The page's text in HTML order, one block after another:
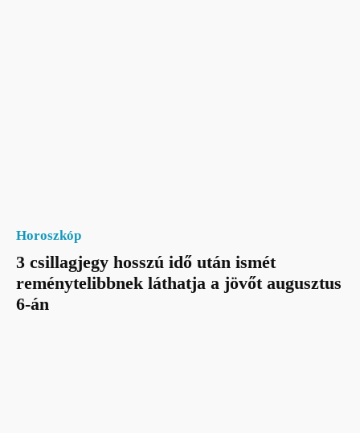
Horoszkóp
3 csillagjegy hosszú idő után ismét
reménytelibbnek láthatja a jövőt augusztus
6-án